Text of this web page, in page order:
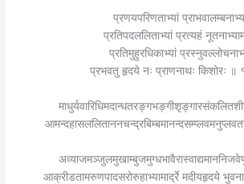
प्रणयपरिणताभ्यां
प्रतिपदललिताभ्यां प्रत्यहं
प्रतिमुहुरधिकाभ्यां
प्रभवतु हृदये नः प्राणनाथः किशोरः ॥
आक्रीडतामरुणपादसरोरुहाभ्यामार्द्रे मदीयहृदये